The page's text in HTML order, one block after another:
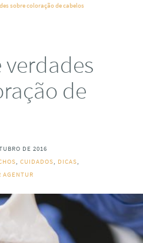
sobre coloração de cabelos
verdades
de
DE 2016
, CUIDADOS, DICAS,
AGENTUR